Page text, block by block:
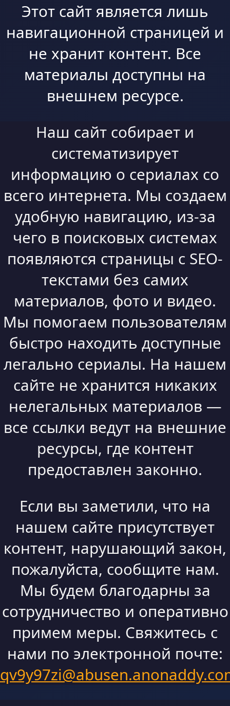
Этот сайт является лишь
навигационной страницей и
не хранит контент. Все
материалы доступны на
внешнем ресурсе.
Наш сайт собирает и
систематизирует
информацию о сериалах со
всего интернета. Мы создаем
удобную навигацию, из-за
чего в поисковых системах
появляются страницы с SEO-
текстами без самих
материалов, фото и видео.
Мы помогаем пользователям
быстро находить доступные
легально сериалы. На нашем
сайте не хранится никаких
нелегальных материалов —
все ссылки ведут на внешние
ресурсы, где контент
предоставлен законно.
Если вы заметили, что на
нашем сайте присутствует
контент, нарушающий закон,
пожалуйста, сообщите нам.
Мы будем благодарны за
сотрудничество и оперативно
примем меры. Свяжитесь с
нами по электронной почте: